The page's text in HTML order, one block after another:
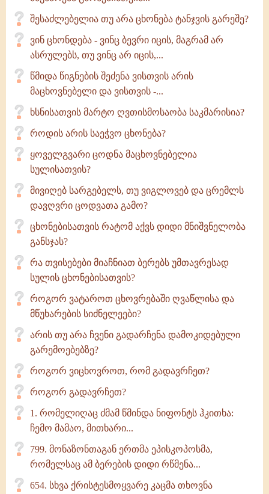
შესაძლებელია თუ არა ცხონება ტანჯვის გარეშე?
ვინ ცხონდება - ვინც ბევრი იცის, მაგრამ არ
ასრულებს, თუ ვინც არ იცის,...
წმიდა წიგნების შეძენა ვისთვის არის
მაცხოვნებელი და ვისთვის -...
ხსნისათვის მარტო ღვთისმოსაობა საკმარისია?
როდის არის საეჭვო ცხონება?
ყოველგვარი ცოდნა მაცხოვნებელია
სულისათვის?
მივიღებ სარგებელს, თუ ვიგლოვებ და ცრემლს
დავღვრი ცოდვათა გამო?
ცხონებისათვის რატომ აქვს დიდი მნიშვნელობა
განსჯას?
რა თვისებები მიაჩნიათ ბერებს უმთავრესად
სულის ცხონებისათვის?
როგორ ვატაროთ ცხოვრებაში ღვაწლისა და
მწუხარების სიძნელეები?
არის თუ არა ჩვენი გადარჩენა დამოკიდებული
გარემოებებზე?
როგორ ვიცხოვროთ, რომ გადავრჩეთ?
როგორ გადავრჩეთ?
1. რომელიღაც ძმამ წმინდა ნიფონტს ჰკითხა:
ჩემო მამაო, მითხარი...
799. მონაზონთაგან ერთმა ეპისკოპოსმა,
რომელსაც ამ ბერების დიდი რწმენა...
654. სხვა ქრისტესმოყვარე კაცმა თხოვნა